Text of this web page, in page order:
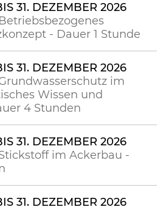
31. DEZEMBER 2026
- Dauer 1 Stunde
31. DEZEMBER 2026
im
Wissen und
4 Stunden
31. DEZEMBER 2026
im Ackerbau -
31. DEZEMBER 2026